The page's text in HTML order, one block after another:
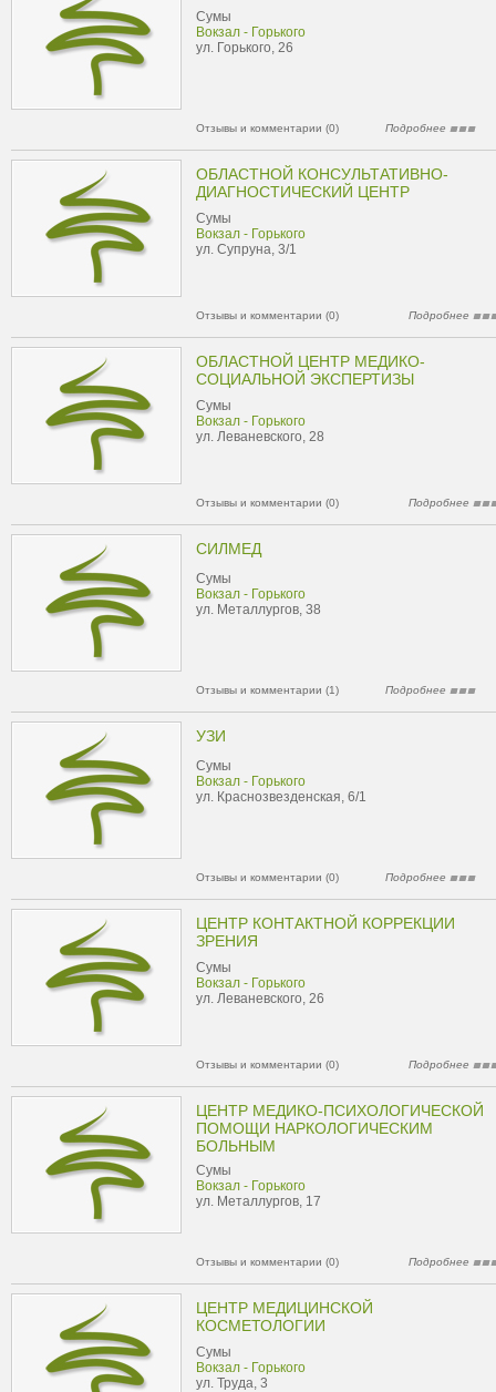
Сумы
Вокзал - Горького
ул. Горького, 26
Отзывы и комментарии (0) Подробнее
ОБЛАСТНОЙ КОНСУЛЬТАТИВНО-
ДИАГНОСТИЧЕСКИЙ ЦЕНТР
Сумы
Вокзал - Горького
ул. Супруна, 3/1
Отзывы и комментарии (0) Подробнее
ОБЛАСТНОЙ ЦЕНТР МЕДИКО-
СОЦИАЛЬНОЙ ЭКСПЕРТИЗЫ
Сумы
Вокзал - Горького
ул. Леваневского, 28
Отзывы и комментарии (0) Подробнее
СИЛМЕД
Сумы
Вокзал - Горького
ул. Металлургов, 38
Отзывы и комментарии (1) Подробнее
УЗИ
Сумы
Вокзал - Горького
ул. Краснозвезденская, 6/1
Отзывы и комментарии (0) Подробнее
ЦЕНТР КОНТАКТНОЙ КОРРЕКЦИИ
ЗРЕНИЯ
Сумы
Вокзал - Горького
ул. Леваневского, 26
Отзывы и комментарии (0) Подробнее
ЦЕНТР МЕДИКО-ПСИХОЛОГИЧЕСКОЙ
ПОМОЩИ НАРКОЛОГИЧЕСКИМ
БОЛЬНЫМ
Сумы
Вокзал - Горького
ул. Металлургов, 17
Отзывы и комментарии (0) Подробнее
ЦЕНТР МЕДИЦИНСКОЙ
КОСМЕТОЛОГИИ
Сумы
Вокзал - Горького
ул. Труда, 3